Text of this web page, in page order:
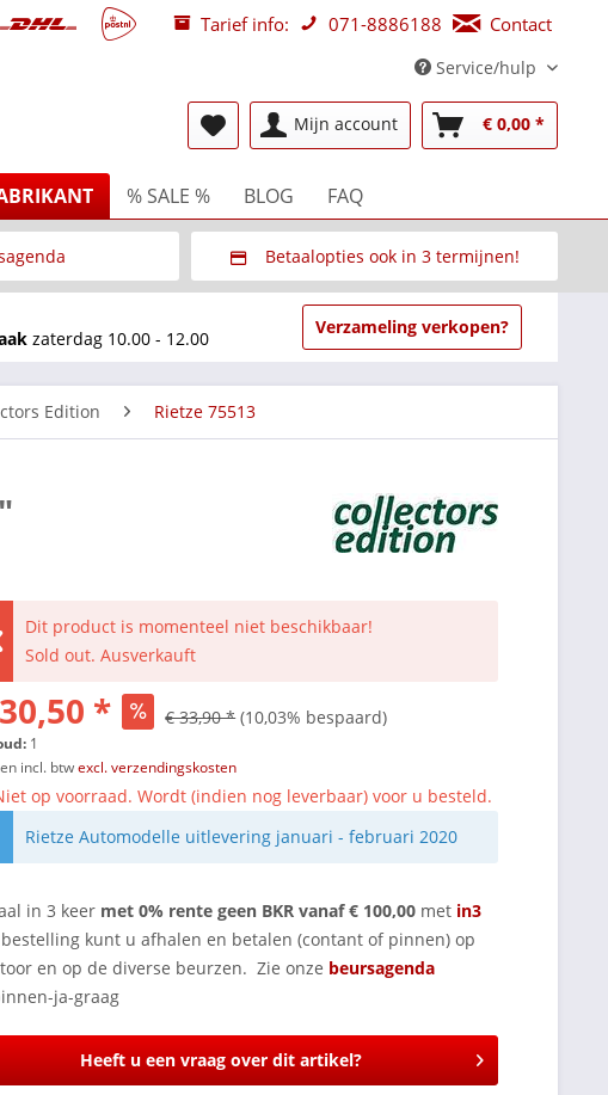
Tarief info: 071-8886188 Contact
Service/hulp
Mijn account € 0,00 *
% SALE % BLOG FAQ
Betaalopties ook in 3 termijnen!
Via Multisafepay (veilig via SSL)
zaterdag 10.00 - 12.00
Verzameling verkopen?
Edition Rietze 75513
Dit product is momenteel niet beschikbaar!
Sold out. Ausverkauft
* € 33,90 * (10,03% bespaard)
1
incl. btwexcl. verzendingskosten
op voorraad. Wordt (indien nog leverbaar) voor u besteld.
Rietze Automodelle uitlevering januari - februari 2020
in 3 keer met 0% rente geen BKR vanaf € 100,00 met in3
kunt u afhalen en betalen (contant of pinnen) op
en op de diverse beurzen. Zie onze beursagenda
Heeft u een vraag over dit artikel?